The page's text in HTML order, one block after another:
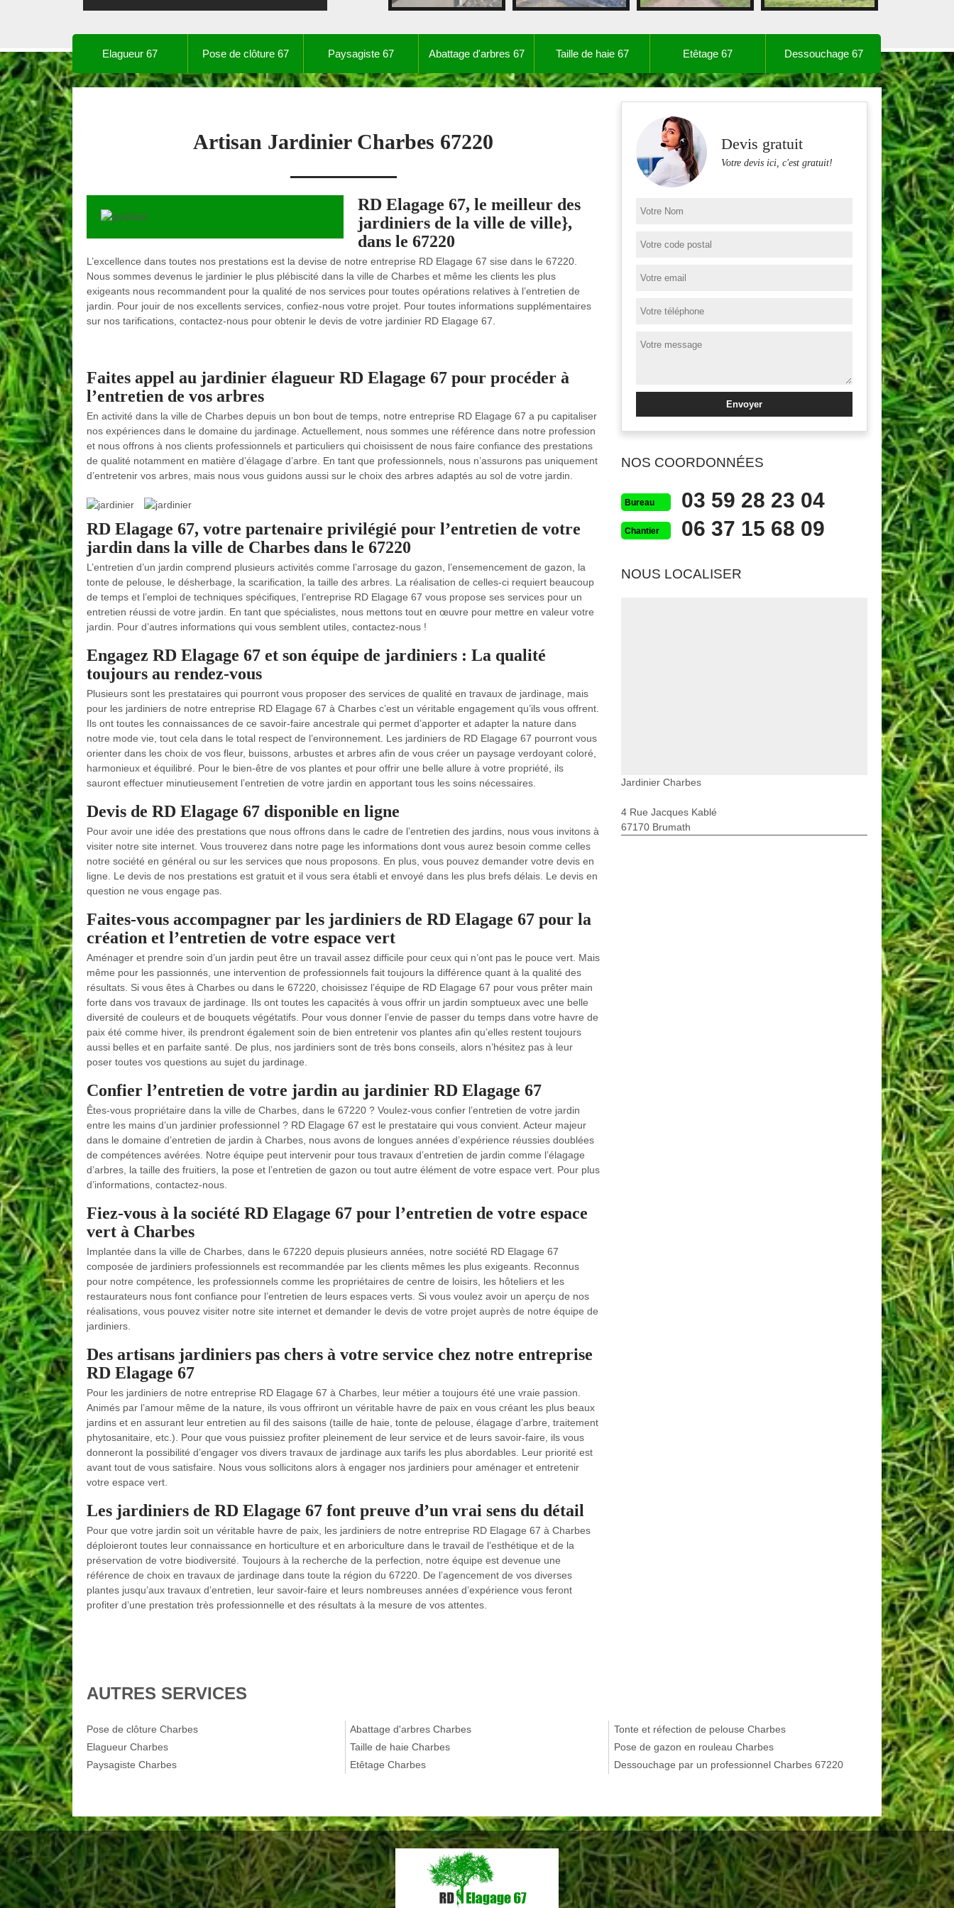
Elagueur 67 Pose de clôture 67 Paysagiste 67 Abattage d'arbres 67 Taille de haie 67 Etêtage 67 Dessouchage 67
Artisan Jardinier Charbes 67220
RD Elagage 67, le meilleur des
jardiniers de la ville de ville},
dans le 67220
L’excellence dans toutes nos prestations est la devise de notre entreprise RD Elagage 67 sise dans le 67220.
Nous sommes devenus le jardinier le plus plébiscité dans la ville de Charbes et même les clients les plus
exigeants nous recommandent pour la qualité de nos services pour toutes opérations relatives à l’entretien de
jardin. Pour jouir de nos excellents services, confiez-nous votre projet. Pour toutes informations supplémentaires
sur nos tarifications, contactez-nous pour obtenir le devis de votre jardinier RD Elagage 67.
Faites appel au jardinier élagueur RD Elagage 67 pour procéder à
l’entretien de vos arbres
En activité dans la ville de Charbes depuis un bon bout de temps, notre entreprise RD Elagage 67 a pu capitaliser
nos expériences dans le domaine du jardinage. Actuellement, nous sommes une référence dans notre profession
et nous offrons à nos clients professionnels et particuliers qui choisissent de nous faire confiance des prestations
de qualité notamment en matière d’élagage d’arbre. En tant que professionnels, nous n’assurons pas uniquement
d’entretenir vos arbres, mais nous vous guidons aussi sur le choix des arbres adaptés au sol de votre jardin.
RD Elagage 67, votre partenaire privilégié pour l’entretien de votre
jardin dans la ville de Charbes dans le 67220
L’entretien d’un jardin comprend plusieurs activités comme l’arrosage du gazon, l’ensemencement de gazon, la
tonte de pelouse, le désherbage, la scarification, la taille des arbres. La réalisation de celles-ci requiert beaucoup
de temps et l’emploi de techniques spécifiques, l’entreprise RD Elagage 67 vous propose ses services pour un
entretien réussi de votre jardin. En tant que spécialistes, nous mettons tout en œuvre pour mettre en valeur votre
jardin. Pour d’autres informations qui vous semblent utiles, contactez-nous !
Engagez RD Elagage 67 et son équipe de jardiniers : La qualité
toujours au rendez-vous
Plusieurs sont les prestataires qui pourront vous proposer des services de qualité en travaux de jardinage, mais
pour les jardiniers de notre entreprise RD Elagage 67 à Charbes c’est un véritable engagement qu’ils vous offrent.
Ils ont toutes les connaissances de ce savoir-faire ancestrale qui permet d’apporter et adapter la nature dans
notre mode vie, tout cela dans le total respect de l’environnement. Les jardiniers de RD Elagage 67 pourront vous
orienter dans les choix de vos fleur, buissons, arbustes et arbres afin de vous créer un paysage verdoyant coloré,
harmonieux et équilibré. Pour le bien-être de vos plantes et pour offrir une belle allure à votre propriété, ils
sauront effectuer minutieusement l’entretien de votre jardin en apportant tous les soins nécessaires.
Devis de RD Elagage 67 disponible en ligne
Pour avoir une idée des prestations que nous offrons dans le cadre de l’entretien des jardins, nous vous invitons à
visiter notre site internet. Vous trouverez dans notre page les informations dont vous aurez besoin comme celles
notre société en général ou sur les services que nous proposons. En plus, vous pouvez demander votre devis en
ligne. Le devis de nos prestations est gratuit et il vous sera établi et envoyé dans les plus brefs délais. Le devis en
question ne vous engage pas.
Faites-vous accompagner par les jardiniers de RD Elagage 67 pour la
création et l’entretien de votre espace vert
Aménager et prendre soin d’un jardin peut être un travail assez difficile pour ceux qui n’ont pas le pouce vert. Mais
même pour les passionnés, une intervention de professionnels fait toujours la différence quant à la qualité des
résultats. Si vous êtes à Charbes ou dans le 67220, choisissez l’équipe de RD Elagage 67 pour vous prêter main
forte dans vos travaux de jardinage. Ils ont toutes les capacités à vous offrir un jardin somptueux avec une belle
diversité de couleurs et de bouquets végétatifs. Pour vous donner l’envie de passer du temps dans votre havre de
paix été comme hiver, ils prendront également soin de bien entretenir vos plantes afin qu’elles restent toujours
aussi belles et en parfaite santé. De plus, nos jardiniers sont de très bons conseils, alors n’hésitez pas à leur
poser toutes vos questions au sujet du jardinage.
Confier l’entretien de votre jardin au jardinier RD Elagage 67
Êtes-vous propriétaire dans la ville de Charbes, dans le 67220 ? Voulez-vous confier l’entretien de votre jardin
entre les mains d’un jardinier professionnel ? RD Elagage 67 est le prestataire qui vous convient. Acteur majeur
dans le domaine d’entretien de jardin à Charbes, nous avons de longues années d’expérience réussies doublées
de compétences avérées. Notre équipe peut intervenir pour tous travaux d’entretien de jardin comme l’élagage
d’arbres, la taille des fruitiers, la pose et l’entretien de gazon ou tout autre élément de votre espace vert. Pour plus
d’informations, contactez-nous.
Fiez-vous à la société RD Elagage 67 pour l’entretien de votre espace
vert à Charbes
Implantée dans la ville de Charbes, dans le 67220 depuis plusieurs années, notre société RD Elagage 67
composée de jardiniers professionnels est recommandée par les clients mêmes les plus exigeants. Reconnus
pour notre compétence, les professionnels comme les propriétaires de centre de loisirs, les hôteliers et les
restaurateurs nous font confiance pour l’entretien de leurs espaces verts. Si vous voulez avoir un aperçu de nos
réalisations, vous pouvez visiter notre site internet et demander le devis de votre projet auprès de notre équipe de
jardiniers.
Des artisans jardiniers pas chers à votre service chez notre entreprise
RD Elagage 67
Pour les jardiniers de notre entreprise RD Elagage 67 à Charbes, leur métier a toujours été une vraie passion.
Animés par l’amour même de la nature, ils vous offriront un véritable havre de paix en vous créant les plus beaux
jardins et en assurant leur entretien au fil des saisons (taille de haie, tonte de pelouse, élagage d’arbre, traitement
phytosanitaire, etc.). Pour que vous puissiez profiter pleinement de leur service et de leurs savoir-faire, ils vous
donneront la possibilité d’engager vos divers travaux de jardinage aux tarifs les plus abordables. Leur priorité est
avant tout de vous satisfaire. Nous vous sollicitons alors à engager nos jardiniers pour aménager et entretenir
votre espace vert.
Les jardiniers de RD Elagage 67 font preuve d’un vrai sens du détail
Pour que votre jardin soit un véritable havre de paix, les jardiniers de notre entreprise RD Elagage 67 à Charbes
déploieront toutes leur connaissance en horticulture et en arboriculture dans le travail de l’esthétique et de la
préservation de votre biodiversité. Toujours à la recherche de la perfection, notre équipe est devenue une
référence de choix en travaux de jardinage dans toute la région du 67220. De l’agencement de vos diverses
plantes jusqu’aux travaux d’entretien, leur savoir-faire et leurs nombreuses années d’expérience vous feront
profiter d’une prestation très professionnelle et des résultats à la mesure de vos attentes.
Devis gratuit
Votre devis ici, c'est gratuit!
NOS COORDONNÉES
Bureau 03 59 28 23 04
Chantier 06 37 15 68 09
NOUS LOCALISER
Jardinier Charbes
4 Rue Jacques Kablé
67170 Brumath
AUTRES SERVICES
Pose de clôture Charbes
Elagueur Charbes
Paysagiste Charbes
Abattage d'arbres Charbes
Taille de haie Charbes
Etêtage Charbes
Tonte et réfection de pelouse Charbes
Pose de gazon en rouleau Charbes
Dessouchage par un professionnel Charbes 67220